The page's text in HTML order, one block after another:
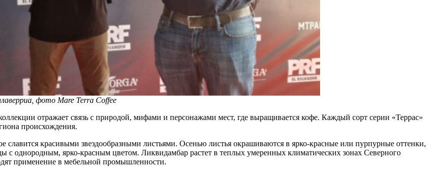
, фото Mare Terra Coffee
отражает связь с природой, мифами и персонажами мест, где выращивается кофе. Каждый сорт серии «Террас»
происхождения.
славится красивыми звездообразными листьями. Осенью листья окрашиваются в ярко-красные или пурпурные оттенки,
однородным, ярко-красным цветом. Ликвидамбар растет в теплых умеренных климатических зонах Северного
применение в мебельной промышленности.